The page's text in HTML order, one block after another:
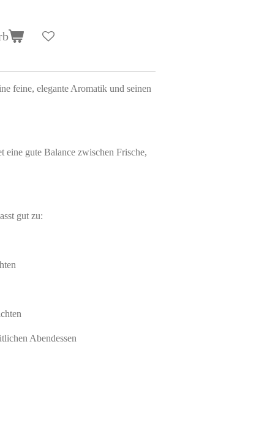
feine, elegante Aromatik und seinen
eine gute Balance zwischen Frische,
gut zu:
Abendessen